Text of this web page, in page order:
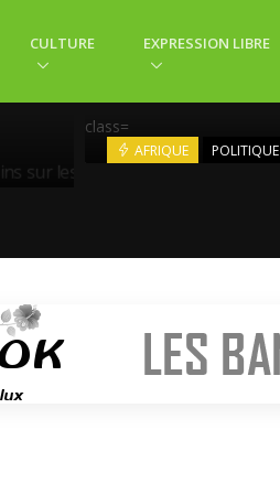
CULTURE EXPRESSION LIBRE
class=
AFRIQUE POLITIQUE
LA CPI